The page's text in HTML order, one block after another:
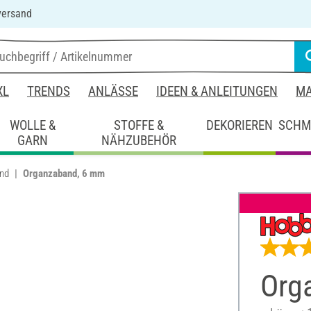
TRENDS ANLÄSSE IDEEN & ANLEITUNGEN
WOLLE &
GARN
STOFFE &
NÄHZUBEHÖR
DEKORIEREN
Organzaband, 6 mm